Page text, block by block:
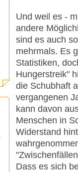
Und weil es -
andere
sind es auch
mehrmals. Es
Statistiken,
Hungerstreik"
die Schubhaft
vergangenen
kann davon
Menschen in
Widerstand
Dass es sich